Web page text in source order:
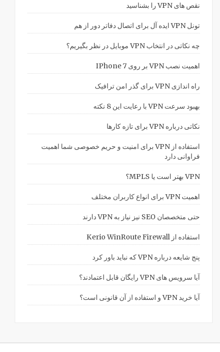
نقص های VPN را بشناسید
تونل VPN ایده آل برای اتصال دفاتر دور از هم
چه نکاتی در انتخاب VPN موبایل در نظر بگیریم؟
اهمیت نصب VPN بر روی IPhone 7
راه اندازی VPN برای گذر امن ترافیک
بهبود سرعت VPN با رعایت این 8 نکته
نکاتی درباره VPN برای تازه کارها
استفاده از VPN برای امنیت و حریم خصوصی شما اهمیت
فراوانی دارد
VPN بهتر است یا MPLS؟
اهمیت VPN برای انواع کاربران مختلف
حتی متخصصان SEO نیز نیاز به VPN دارند
استفاده از Kerio WinRoute Firewall
پنج شایعه درباره VPN که نباید باور کرد
آیا سرویس های VPN رایگان قابل اعتمادند؟
آیا خرید VPN و استفاده از آن قانونی است؟